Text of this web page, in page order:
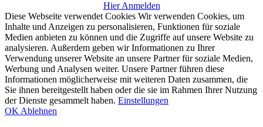
Hier Anmelden
Diese Webseite verwendet Cookies Wir verwenden Cookies, um
Inhalte und Anzeigen zu personalisieren, Funktionen für soziale
Medien anbieten zu können und die Zugriffe auf unsere Website zu
analysieren. Außerdem geben wir Informationen zu Ihrer
Verwendung unserer Website an unsere Partner für soziale Medien,
Werbung und Analysen weiter. Unsere Partner führen diese
Informationen möglicherweise mit weiteren Daten zusammen, die
Sie ihnen bereitgestellt haben oder die sie im Rahmen Ihrer Nutzung
der Dienste gesammelt haben. Einstellungen
OK Ablehnen